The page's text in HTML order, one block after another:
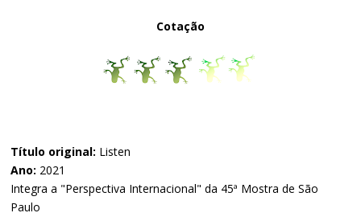
Cotação
Título original: Listen
Ano: 2021
Integra a "Perspectiva Internacional" da 45ª Mostra de São
Paulo